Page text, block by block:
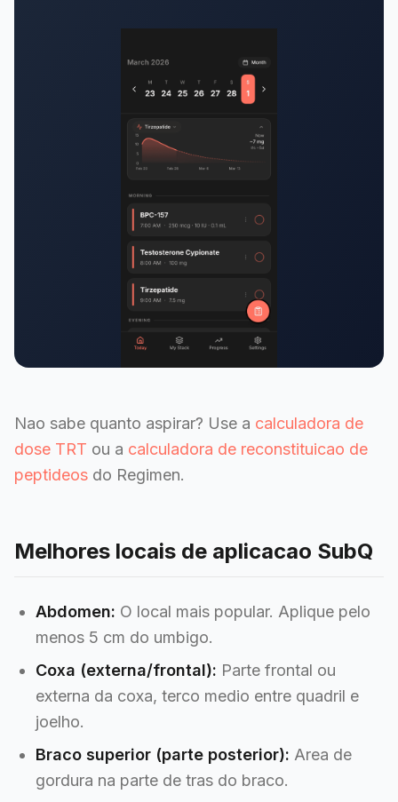
Nao sabe quanto aspirar? Use a calculadora de
dose TRT ou a calculadora de reconstituicao de
peptideos do Regimen.
Melhores locais de aplicacao SubQ
Abdomen: O local mais popular. Aplique pelo
menos 5 cm do umbigo.
Coxa (externa/frontal): Parte frontal ou
externa da coxa, terco medio entre quadril e
joelho.
Braco superior (parte posterior): Area de
gordura na parte de tras do braco.